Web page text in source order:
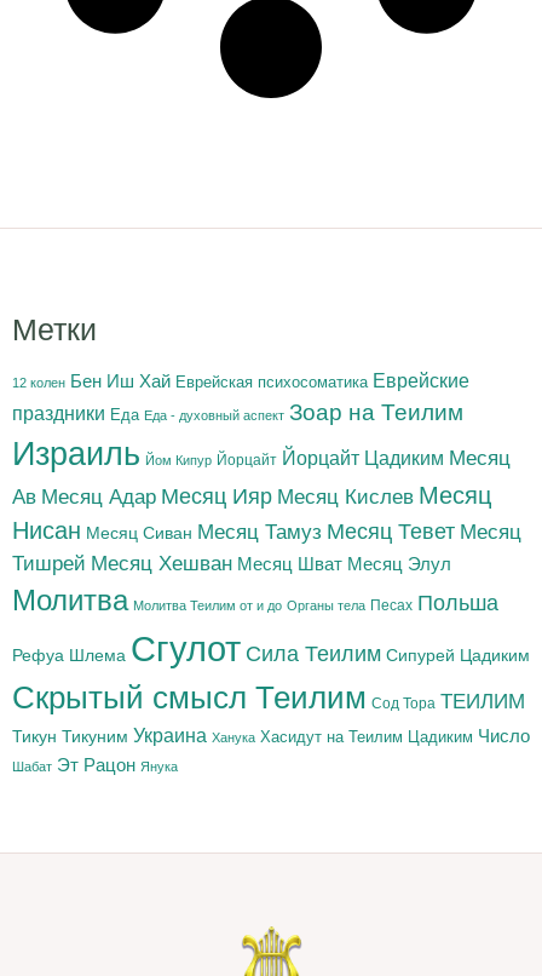
Метки
12 колен Бен Иш Хай Еврейская психосоматика Еврейские
праздники Еда Еда - духовный аспект Зоар на Теилим
Израиль Йом Кипур Йорцайт Йорцайт Цадиким Месяц
Ав Месяц Адар Месяц Ияр Месяц Кислев Месяц
Нисан Месяц Сиван Месяц Тамуз Месяц Тевет Месяц
Тишрей Месяц Хешван Месяц Шват Месяц Элул
Молитва Молитва Теилим от и до Органы тела Песах Польша
Рефуа Шлема Сгулот Сила Теилим Сипурей Цадиким
Скрытый смысл Теилим Сод Тора ТЕИЛИМ
Тикун Тикуним Украина Ханука Хасидут на Теилим Цадиким Число
Шабат Эт Рацон Янука